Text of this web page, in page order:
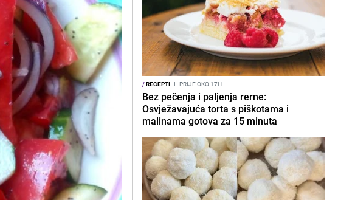
/RECEPTI I PRIJE OKO 17H
Bez pečenja i paljenja rerne:
Osvježavajuća torta s piškotama i
malinama gotova za 15 minuta